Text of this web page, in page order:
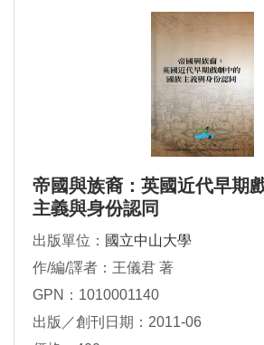
帝國與族裔：英國近代早期
主義與身份認同
出版單位： 國立中山大學
作/編/譯者：王儀君 著
GPN：1010001140
出版／創刊日期：2011-06